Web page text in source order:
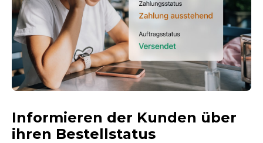
Informieren der Kunden über
ihren Bestellstatus